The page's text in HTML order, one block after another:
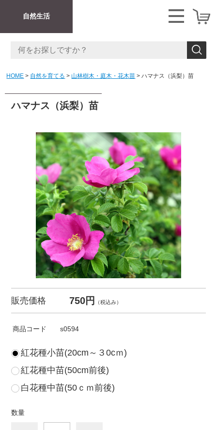
自然生活
HOME 自然を育てる 山林樹木・庭木・花木苗 ハマナス（浜梨）苗
ハマナス（浜梨）苗
販売価格 750円 （税込み）
商品コード s0594
紅花種小苗(20cm～３0cｍ)
紅花種中苗(50cm前後)
白花種中苗(50ｃｍ前後)
数量